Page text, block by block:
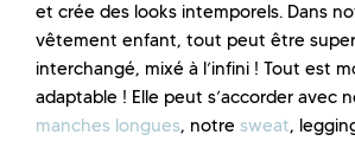
et crée des looks intemporels. Dans
vêtement enfant, tout peut être
interchangé, mixé à l’infini ! Tout est
adaptable ! Elle peut s’accorder avec
manches longues, notre sweat,